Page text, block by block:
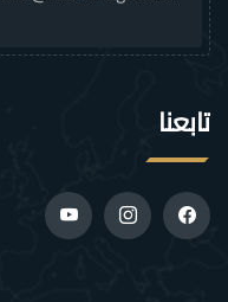
تابعنا